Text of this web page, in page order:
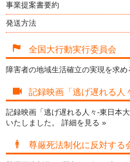
事業提案書要約
発送方法
全国大行動実行委員会
障害者の地域生活確立の実現を求
記録映画「逃げ遅れる人
記録映画「逃げ遅れる人々-東日本
いたしました。 詳細を見る »
尊厳死法制化に反対する